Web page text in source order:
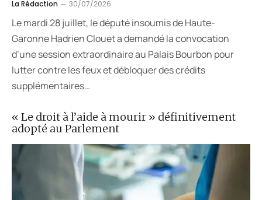
« Le droit à l’aide à mourir » définitivement
adopté au Parlement
La Rédaction 30/07/2026
Le mardi 28 juillet, le député insoumis de Haute-
Garonne Hadrien Clouet a demandé la convocation
d’une session extraordinaire au Palais Bourbon pour
lutter contre les feux et débloquer des crédits
supplémentaires…